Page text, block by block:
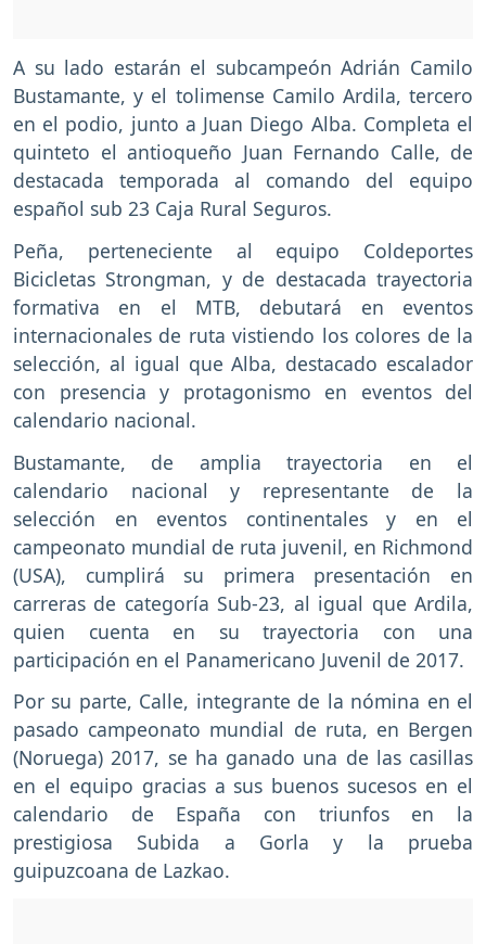
A su lado estarán el subcampeón Adrián Camilo
Bustamante, y el tolimense Camilo Ardila, tercero
en el podio, junto a Juan Diego Alba. Completa el
quinteto el antioqueño Juan Fernando Calle, de
destacada temporada al comando del equipo
español sub 23 Caja Rural Seguros.
Peña, perteneciente al equipo Coldeportes
Bicicletas Strongman, y de destacada trayectoria
formativa en el MTB, debutará en eventos
internacionales de ruta vistiendo los colores de la
selección, al igual que Alba, destacado escalador
con presencia y protagonismo en eventos del
calendario nacional.
Bustamante, de amplia trayectoria en el
calendario nacional y representante de la
selección en eventos continentales y en el
campeonato mundial de ruta juvenil, en Richmond
(USA), cumplirá su primera presentación en
carreras de categoría Sub-23, al igual que Ardila,
quien cuenta en su trayectoria con una
participación en el Panamericano Juvenil de 2017.
Por su parte, Calle, integrante de la nómina en el
pasado campeonato mundial de ruta, en Bergen
(Noruega) 2017, se ha ganado una de las casillas
en el equipo gracias a sus buenos sucesos en el
calendario de España con triunfos en la
prestigiosa Subida a Gorla y la prueba
guipuzcoana de Lazkao.